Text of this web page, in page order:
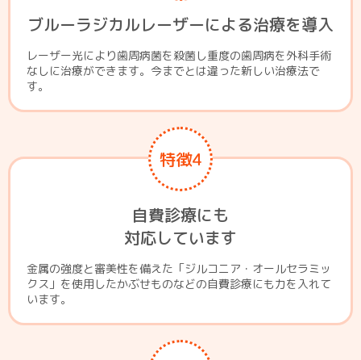
ブルーラジカルレーザーによる治療を導入
レーザー光により歯周病菌を殺菌し重度の歯周病を外科手術
なしに治療ができます。今までとは違った新しい治療法で
す。
特徴4
自費診療にも
対応しています
金属の強度と審美性を備えた「ジルコニア・オールセラミッ
クス」を使用したかぶせものなどの自費診療にも力を入れて
います。